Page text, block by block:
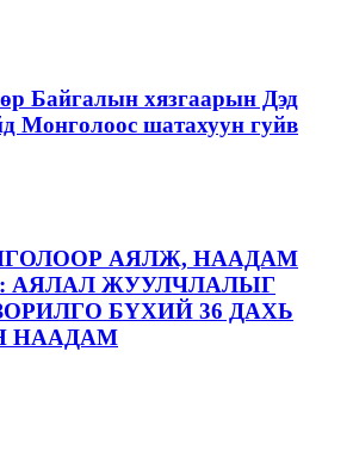
Байгалын хязгаарын Дэд
Монголоос шатахуун гуйв
АЯЛЖ, НААДАМ
АЯЛАЛ ЖУУЛЧЛАЛЫГ
БҮХИЙ 36 ДАХЬ
НААДАМ